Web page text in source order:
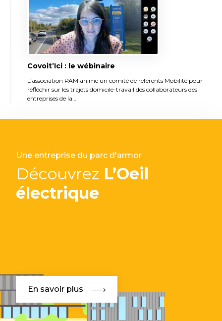
Covoit’Ici : le wébinaire
L’association PAM anime un comité de référents Mobilité pour
réfléchir sur les trajets domicile-travail des collaborateurs des
entreprises de la…
Une entreprise du parc d'armor
Découvrez L’Oeil
électrique
En savoir plus